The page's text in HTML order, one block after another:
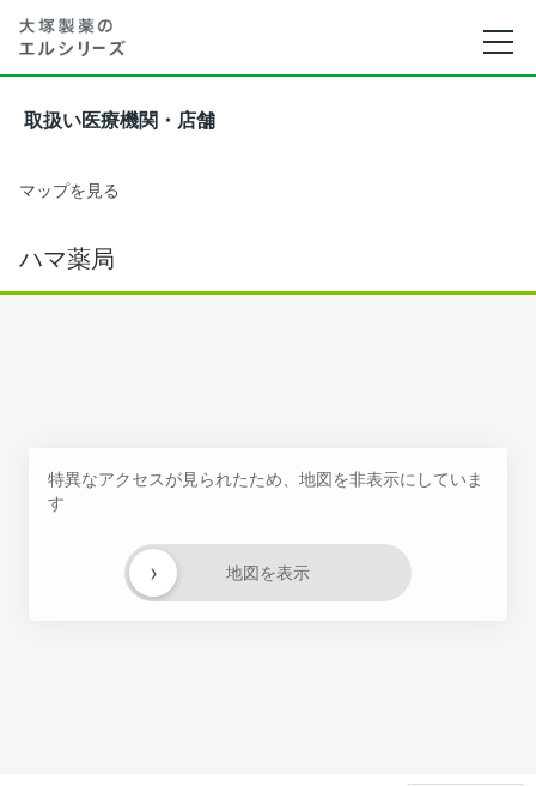
取扱い医療機関・店舗
マップを見る
ハマ薬局
特異なアクセスが見られたため、地図を非表示にしていま
す
地図を表示
›